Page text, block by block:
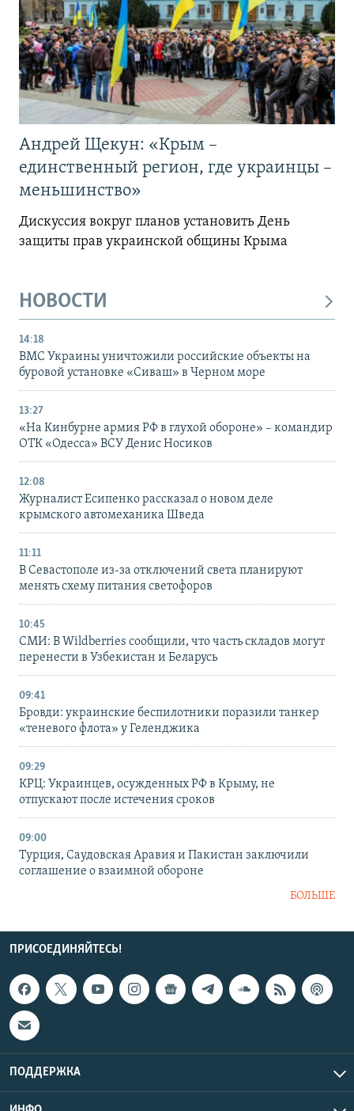
Андрей Щекун: «Крым –
единственный регион, где украинцы –
меньшинство»
Дискуссия вокруг планов установить День
защиты прав украинской общины Крыма
НОВОСТИ
14:18
ВМС Украины уничтожили российские объекты на
буровой установке «Сиваш» в Черном море
13:27
«На Кинбурне армия РФ в глухой обороне» – командир
ОТК «Одесса» ВСУ Денис Носиков
12:08
Журналист Есипенко рассказал о новом деле
крымского автомеханика Шведа
11:11
В Севастополе из-за отключений света планируют
менять схему питания светофоров
10:45
СМИ: В Wildberries сообщили, что часть складов могут
перенести в Узбекистан и Беларусь
09:41
Бровди: украинские беспилотники поразили танкер
«теневого флота» у Геленджика
09:29
КРЦ: Украинцев, осужденных РФ в Крыму, не
отпускают после истечения сроков
09:00
Турция, Саудовская Аравия и Пакистан заключили
соглашение о взаимной обороне
БОЛЬШЕ
ПРИСОЕДИНЯЙТЕСЬ!
ПОДДЕРЖКА